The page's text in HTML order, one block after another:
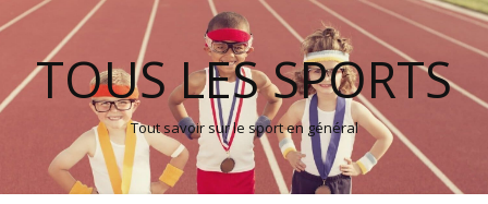
TOUS LES SPORTS
Tout savoir sur le sport en général